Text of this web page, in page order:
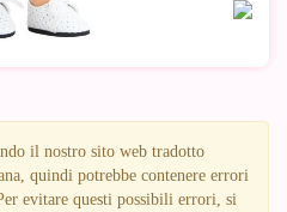
il nostro sito web tradotto
quindi potrebbe contenere errori
evitare questi possibili errori, si